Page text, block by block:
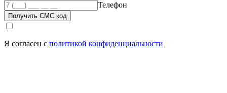
Телефон
Получить СМС код
Я согласен с политикой конфиденциальности